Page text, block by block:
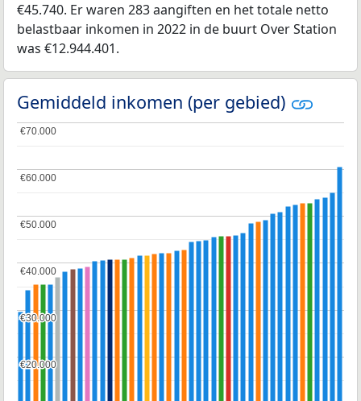
€45.740. Er waren 283 aangiften en het totale netto
belastbaar inkomen in 2022 in de buurt Over Station
was €12.944.401.
Gemiddeld inkomen (per gebied)
€20.000
€20.000
€30.000
€30.000
€40.000
€40.000
€50.000
€50.000
€60.000
€60.000
€70.000
€70.000